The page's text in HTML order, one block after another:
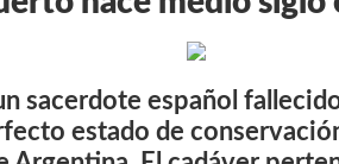
sacerdote español
estado de